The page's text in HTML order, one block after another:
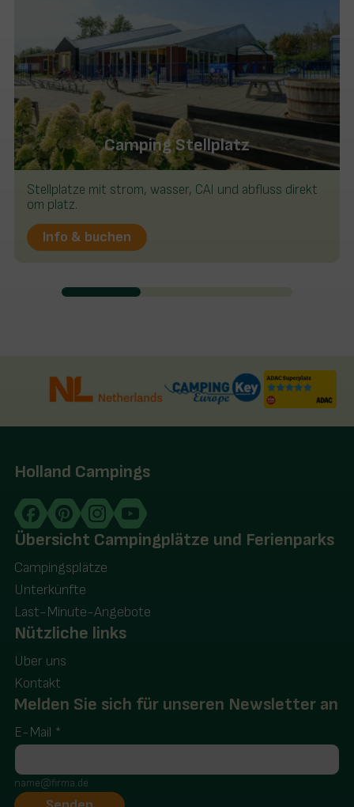
Camping Stellplatz
Stellplatze mit strom, wasser, CAI und abfluss direkt
om platz.
Info & buchen
Holland Campings
Übersicht Campingplätze und Ferienparks
Campingsplätze
Unterkünfte
Last-Minute-Angebote
Nützliche links
Über uns
Kontakt
Melden Sie sich für unseren Newsletter an
E-Mail *
name@firma.de